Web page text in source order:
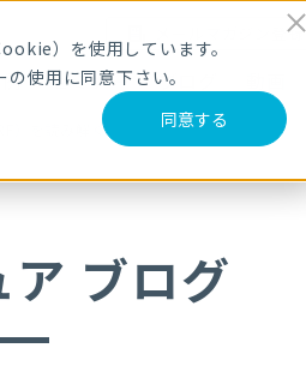
）を使用しています。
使用に同意下さい。
同意する
メールマガジン登録
セミナー ブログ
）を読み解く
ブログ